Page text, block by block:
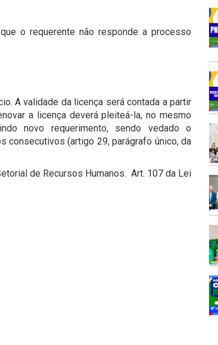
o requerente não responde a processo
A validade da licença será contada a partir
a licença deverá pleiteá-la, no mesmo
novo requerimento, sendo vedado o
consecutivos (artigo 29, parágrafo único, da
de Recursos Humanos. Art. 107 da Lei